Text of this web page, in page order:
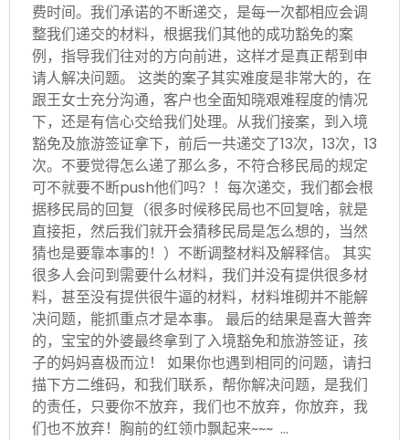
费时间。我们承诺的不断递交，是每一次都相应会调
整我们递交的材料，根据我们其他的成功豁免的案
例，指导我们往对的方向前进，这样才是真正帮到申
请人解决问题。 这类的案子其实难度是非常大的，在
跟王女士充分沟通，客户也全面知晓艰难程度的情况
下，还是有信心交给我们处理。从我们接案，到入境
豁免及旅游签证拿下，前后一共递交了13次，13次，13
次。不要觉得怎么递了那么多，不符合移民局的规定
可不就要不断push他们吗？！每次递交，我们都会根
据移民局的回复（很多时候移民局也不回复啥，就是
直接拒，然后我们就开会猜移民局是怎么想的，当然
猜也是要靠本事的！）不断调整材料及解释信。 其实
很多人会问到需要什么材料，我们并没有提供很多材
料，甚至没有提供很牛逼的材料，材料堆砌并不能解
决问题，能抓重点才是本事。 最后的结果是喜大普奔
的，宝宝的外婆最终拿到了入境豁免和旅游签证，孩
子的妈妈喜极而泣！ 如果你也遇到相同的问题，请扫
描下方二维码，和我们联系，帮你解决问题，是我们
的责任，只要你不放弃，我们也不放弃，你放弃，我
们也不放弃！胸前的红领巾飘起来~~~ …